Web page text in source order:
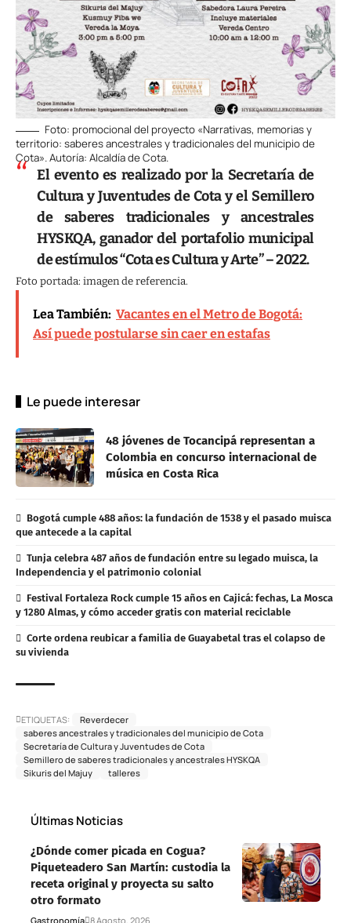
Foto: promocional del proyecto «Narrativas, memorias y
territorio: saberes ancestrales y tradicionales del municipio de
Cota». Autoría: Alcaldía de Cota.
El evento es realizado por la Secretaría de
Cultura y Juventudes de Cota y el Semillero
de saberes tradicionales y ancestrales
HYSKQA, ganador del portafolio municipal
de estímulos “Cota es Cultura y Arte” – 2022.
Foto portada: imagen de referencia.
Lea También: Vacantes en el Metro de Bogotá:
Así puede postularse sin caer en estafas
Le puede interesar
48 jóvenes de Tocancipá representan a
Colombia en concurso internacional de
música en Costa Rica
Bogotá cumple 488 años: la fundación de 1538 y el pasado muisca
que antecede a la capital
Tunja celebra 487 años de fundación entre su legado muisca, la
Independencia y el patrimonio colonial
Festival Fortaleza Rock cumple 15 años en Cajicá: fechas, La Mosca
y 1280 Almas, y cómo acceder gratis con material reciclable
Corte ordena reubicar a familia de Guayabetal tras el colapso de
su vivienda
ETIQUETAS:
Reverdecer
saberes ancestrales y tradicionales del municipio de Cota
Secretaría de Cultura y Juventudes de Cota
Semillero de saberes tradicionales y ancestrales HYSKQA
Sikuris del Majuy
talleres
Últimas Noticias
¿Dónde comer picada en Cogua?
Piqueteadero San Martín: custodia la
receta original y proyecta su salto
otro formato
Gastronomía 8 Agosto, 2026